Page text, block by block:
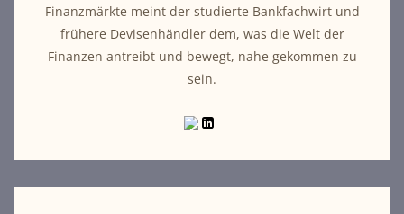
Finanzmärkte meint der studierte Bankfachwirt und
frühere Devisenhändler dem, was die Welt der
Finanzen antreibt und bewegt, nahe gekommen zu
sein.